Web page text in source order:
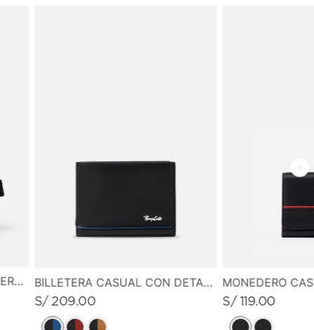
CANGURO PEQUEÑO EN CUERO GRABADO BILLETERA CASUAL CON DETALLE DE LINEA EN CONTRASTE
S/ 209.00 S/ 119.00